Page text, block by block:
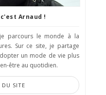
Arnaud !
parcours le monde à la
Sur ce site, je partage
un mode de vie plus
être au quotidien.
DU SITE